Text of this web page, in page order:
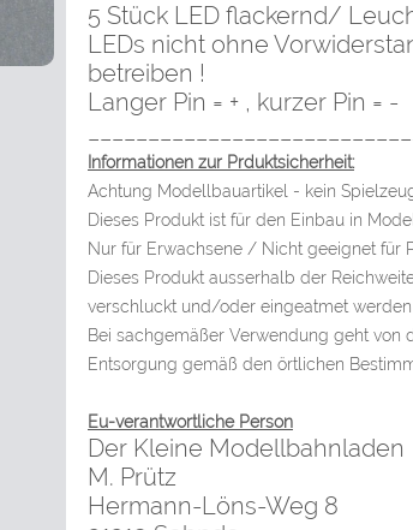
5 Stück LED flackernd/
LEDs nicht ohne
betreiben !
Langer Pin = + , kurzer Pin = -
Informationen zur Prduktsicherheit:
Achtung Modellbauartikel - kein
Dieses Produkt ist für den Einbau in
Nur für Erwachsene / Nicht geeignet für
Dieses Produkt ausserhalb der
verschluckt und/oder eingeatmet werden
Bei sachgemäßer Verwendung geht von
Entsorgung gemäß den örtlichen
Eu-verantwortliche Person
Der Kleine Modellbahnladen
M. Prütz
Hermann-Löns-Weg 8